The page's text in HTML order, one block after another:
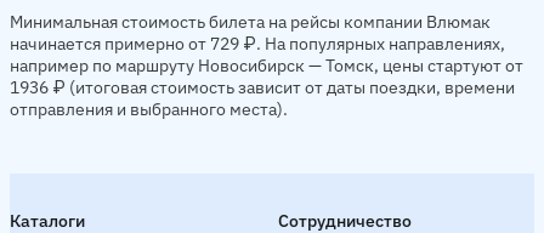
Минимальная стоимость билета на рейсы компании Влюмак
начинается примерно от 729 ₽. На популярных направлениях,
например по маршруту Новосибирск — Томск, цены стартуют от
1936 ₽ (итоговая стоимость зависит от даты поездки, времени
отправления и выбранного места).
Каталоги
Сотрудничество